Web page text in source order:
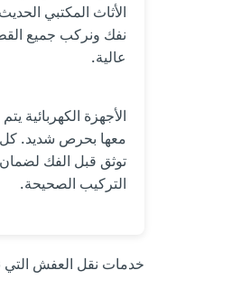
الأثاث المكتبي
نفك ونركب جميع
عالية.
الأجهزة الكهربائية
معها بحرص شديد.
توثق قبل الفك لضمان
التركيب الصحيحة.
خدمات نقل العفش التي